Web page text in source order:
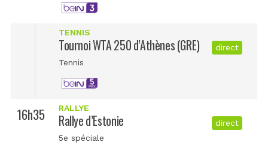
TENNIS
Tournoi WTA 250 d’Athènes (GRE)
Tennis
direct
16h35 RALLYE
Rallye d’Estonie
5e spéciale
direct